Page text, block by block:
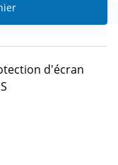
d'écran